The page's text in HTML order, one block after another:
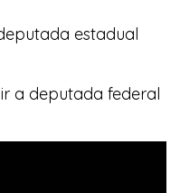
estadual
a deputada federal